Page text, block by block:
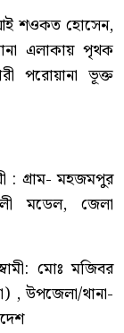
শওকত হোসেন,
এলাকায় পৃথক
পরোয়ানা ভূক্ত
: গ্রাম- মহজমপুর
মডেল, জেলা
মোঃ মজিবর
, উপজেলা/থানা-